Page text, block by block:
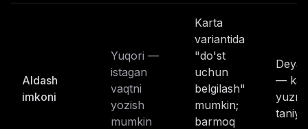
Aldash
imkoni
Yuqori —
istagan
vaqtni
yozish
mumkin
Karta
variantida
"do'st
uchun
belgilash"
mumkin;
barmoq
—
taniydi